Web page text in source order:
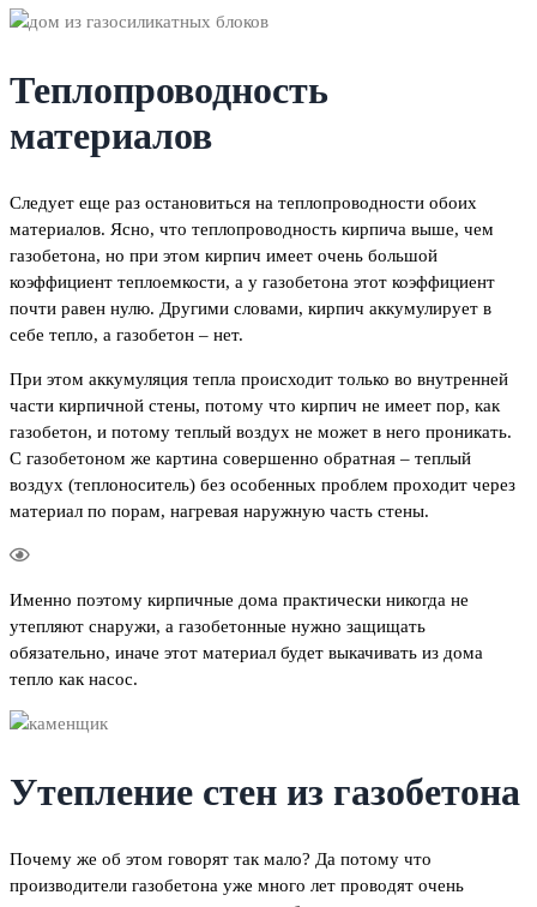
Теплопроводность
материалов
Следует еще раз остановиться на теплопроводности обоих
материалов. Ясно, что теплопроводность кирпича выше, чем
газобетона, но при этом кирпич имеет очень большой
коэффициент теплоемкости, а у газобетона этот коэффициент
почти равен нулю. Другими словами, кирпич аккумулирует в
себе тепло, а газобетон – нет.
При этом аккумуляция тепла происходит только во внутренней
части кирпичной стены, потому что кирпич не имеет пор, как
газобетон, и потому теплый воздух не может в него проникать.
С газобетоном же картина совершенно обратная – теплый
воздух (теплоноситель) без особенных проблем проходит через
материал по порам, нагревая наружную часть стены.
Именно поэтому кирпичные дома практически никогда не
утепляют снаружи, а газобетонные нужно защищать
обязательно, иначе этот материал будет выкачивать из дома
тепло как насос.
Утепление стен из газобетона
Почему же об этом говорят так мало? Да потому что
производители газобетона уже много лет проводят очень